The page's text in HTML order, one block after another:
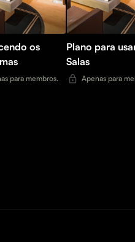
os
para membros.
Plano para
Salas
Apenas para